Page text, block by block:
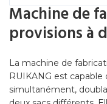
Machine de
provisions à
La machine de
RUIKANG est
simultanément,